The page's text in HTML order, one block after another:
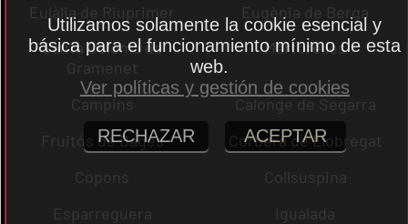
Eulàlia de Riuprimer
Eugènia de Berga
Santa Coloma de
Gramenet
Martorelles
Campins
Calonge de Segarra
Fruitós de Bages
Corbera de Llobregat
Copons
Collsuspina
Esparreguera
Igualada
Utilizamos solamente la cookie esencial y
básica para el funcionamiento mínimo de esta
web.
Ver políticas y gestión de cookies
RECHAZAR ACEPTAR